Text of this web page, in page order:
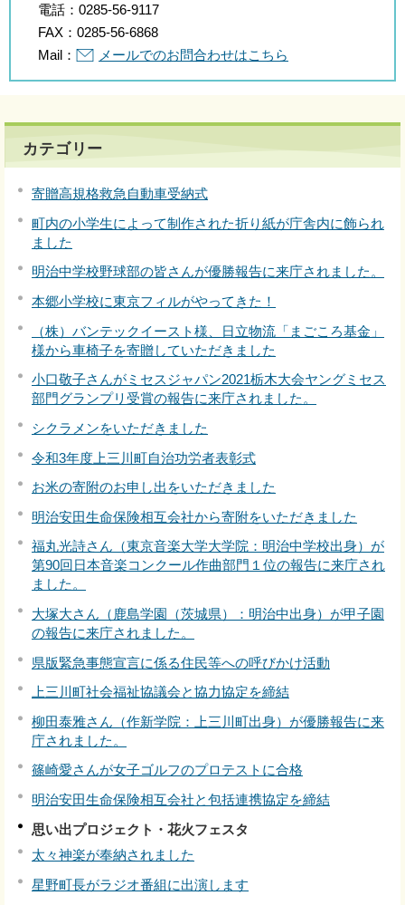
電話： 0285-56-9117
FAX： 0285-56-6868
Mail：
メールでのお問合わせはこちら
カテゴリー
寄贈高規格救急自動車受納式
町内の小学生によって制作された折り紙が庁舎内に飾られ
ました
明治中学校野球部の皆さんが優勝報告に来庁されました。
本郷小学校に東京フィルがやってきた！
（株）バンテックイースト様、日立物流「まごころ基金」
様から車椅子を寄贈していただきました
小口敬子さんがミセスジャパン2021栃木大会ヤングミセス
部門グランプリ受賞の報告に来庁されました。
シクラメンをいただきました
令和3年度上三川町自治功労者表彰式
お米の寄附のお申し出をいただきました
明治安田生命保険相互会社から寄附をいただきました
福丸光詩さん（東京音楽大学大学院：明治中学校出身）が
第90回日本音楽コンクール作曲部門１位の報告に来庁され
ました。
大塚大さん（鹿島学園（茨城県）：明治中出身）が甲子園
の報告に来庁されました。
県版緊急事態宣言に係る住民等への呼びかけ活動
上三川町社会福祉協議会と協力協定を締結
柳田泰雅さん（作新学院：上三川町出身）が優勝報告に来
庁されました。
篠崎愛さんが女子ゴルフのプロテストに合格
明治安田生命保険相互会社と包括連携協定を締結
思い出プロジェクト・花火フェスタ
太々神楽が奉納されました
星野町長がラジオ番組に出演します